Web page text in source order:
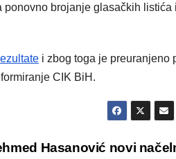
brojanje glasačkih listića
i zbog toga je preuranjeno
CIK BiH.
Hasanović novi